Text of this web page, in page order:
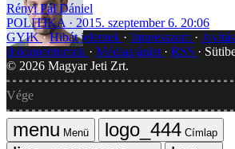
Rényi Pál Dániel
POLITIKA
2015. szeptember 6. 20:06
GYIK Hibát jelentek Impresszum
dokumentumok
Médiaajánlat RSS
© 2026 Magyar Jeti Zrt.
Vége
Menü
Címlap